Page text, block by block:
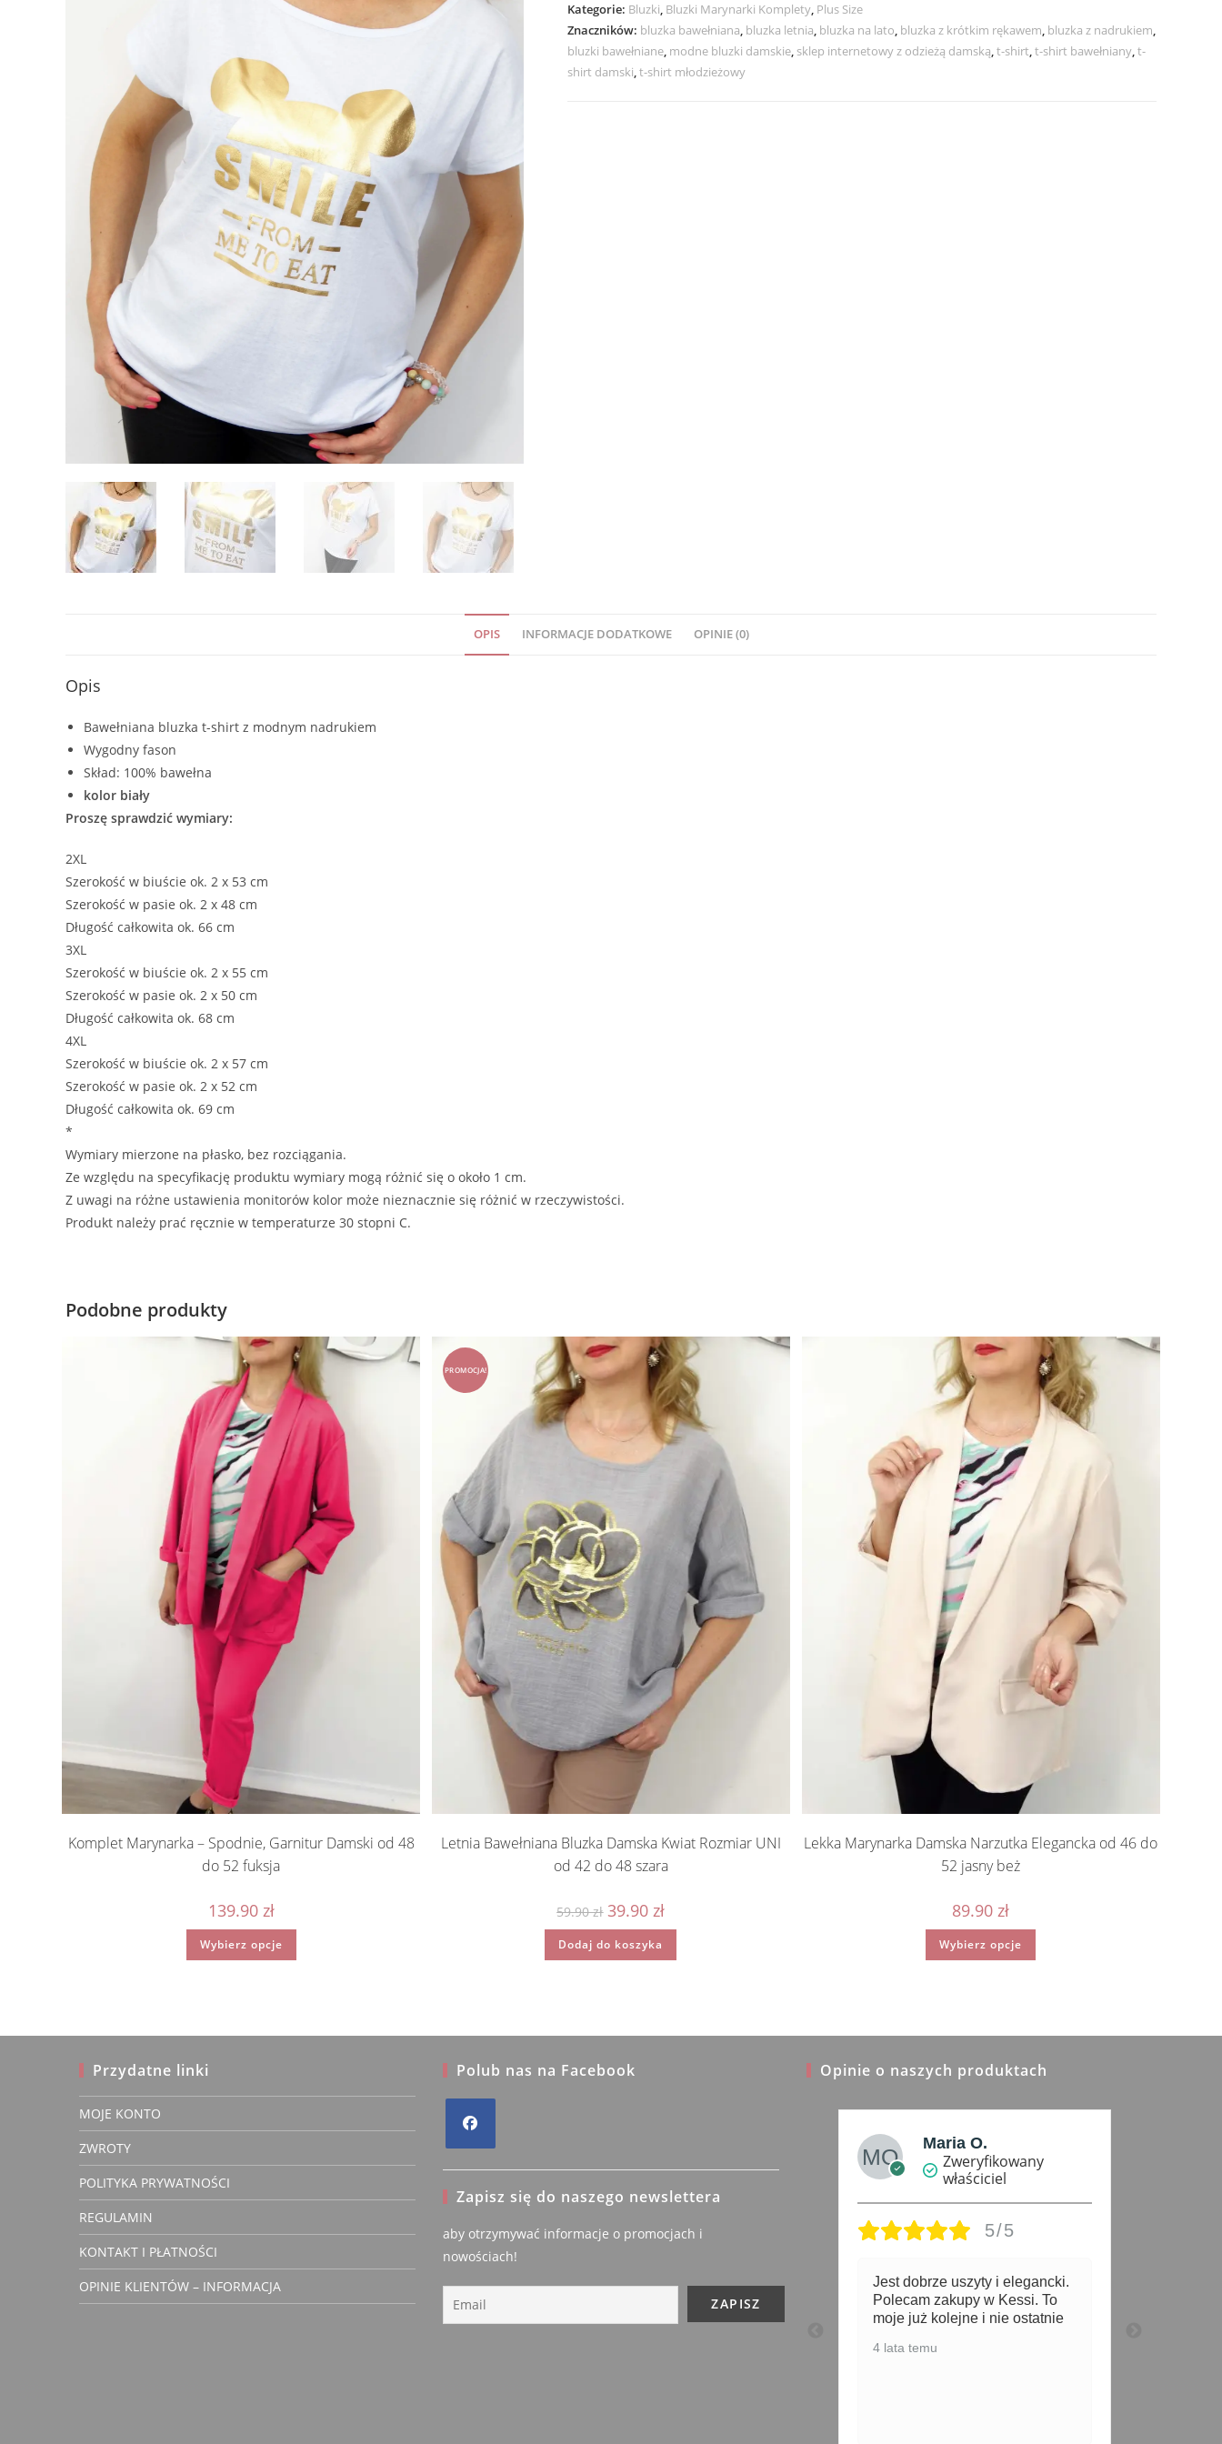
Kategorie: Bluzki, Bluzki Marynarki Komplety, Plus Size
Znaczników: bluzka bawełniana, bluzka letnia, bluzka na lato, bluzka z krótkim rękawem, bluzka z nadrukiem,
bluzki bawełniane, modne bluzki damskie, sklep internetowy z odzieżą damską,t-shirt,t-shirt bawełniany,t-
shirt damski,t-shirt młodzieżowy
OPIS INFORMACJE DODATKOWE OPINIE (0)
Opis
Bawełniana bluzka t-shirt z modnym nadrukiem
Wygodny fason
Skład: 100% bawełna
kolor biały
Proszę sprawdzić wymiary:
2XL
Szerokość w biuście ok. 2 x 53 cm
Szerokość w pasie ok. 2 x 48 cm
Długość całkowita ok. 66 cm
3XL
Szerokość w biuście ok. 2 x 55 cm
Szerokość w pasie ok. 2 x 50 cm
Długość całkowita ok. 68 cm
4XL
Szerokość w biuście ok. 2 x 57 cm
Szerokość w pasie ok. 2 x 52 cm
Długość całkowita ok. 69 cm
*
Wymiary mierzone na płasko, bez rozciągania.
Ze względu na specyfikację produktu wymiary mogą różnić się o około 1 cm.
Z uwagi na różne ustawienia monitorów kolor może nieznacznie się różnić w rzeczywistości.
Produkt należy prać ręcznie w temperaturze 30 stopni C.
Podobne produkty
Komplet Marynarka – Spodnie, Garnitur Damski od 48
do 52 fuksja
139.90 zł
Wybierz opcje
Ten
ma
na
PROMOCJA!
Letnia Bawełniana Bluzka Damska Kwiat Rozmiar UNI
od 42 do 48 szara
59.90zł Pierwotna
cena
wynosiła:
59.90 zł.
39.90złAktualna
wynosi:
Dodaj do koszyka
Lekka Marynarka Damska Narzutka Elegancka od 46 do
52 jasny beż
89.90zł
Wybierz opcje
Ten
ma
na
produktu
Przydatne linki
MOJE KONTO
ZWROTY
POLITYKA PRYWATNOŚCI
REGULAMIN
KONTAKT I PŁATNOŚCI
OPINIE KLIENTÓW – INFORMACJA
Polub nas na Facebook
a
new
Zapisz się do naszego newslettera
aby otrzymywać informacje o promocjach i
nowościach!
Opinie o naszych produktach
Kowalczyk
właściciel
Miła i szybka dostawa
5/5
Maria O.
Zweryfikowany
właściciel
5/5
Jest dobrze uszyty i elegancki.
Polecam zakupy w Kessi. To
moje już kolejne i nie ostatnie
4 lata temu